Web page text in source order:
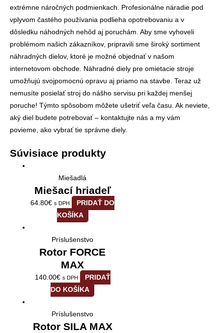
extrémne náročných podmienkach. Profesionálne náradie pod
vplyvom častého používania podlieha opotrebovaniu a v
dôsledku náhodných nehôd aj poruchám. Aby sme vyhoveli
problémom našich zákazníkov, pripravili sme široký sortiment
náhradných dielov, ktoré je možné objednať v našom
internetovom obchode. Náhradné diely pre omietacie stroje
umožňujú svojpomocnú opravu aj priamo na stavbe. Teraz už
nemusíte posielať stroj do nášho servisu pri každej menšej
poruche! Týmto spôsobom môžete ušetriť veľa času. Ak neviete,
aký diel budete potrebovať – kontaktujte nás a my vám
povieme, ako vybrať tie správne diely.
Súvisiace produkty
Miešadlá
Miešací hriadeľ
64.80€ s DPH
PRIDAŤ DO
KOŠÍKA
Príslušenstvo
Rotor FORCE
MAX
140.00€ s DPH
PRIDAŤ
DO KOŠÍKA
Príslušenstvo
Rotor SILA MAX